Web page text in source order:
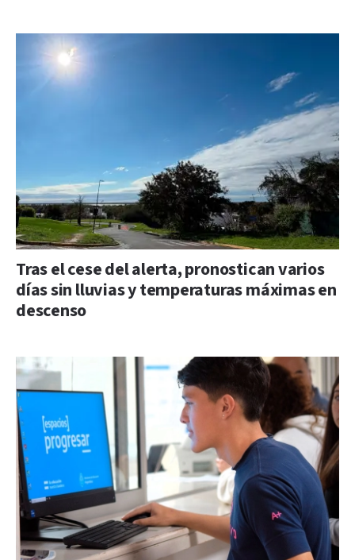
Tras el cese del alerta, pronostican varios
días sin lluvias y temperaturas máximas en
descenso